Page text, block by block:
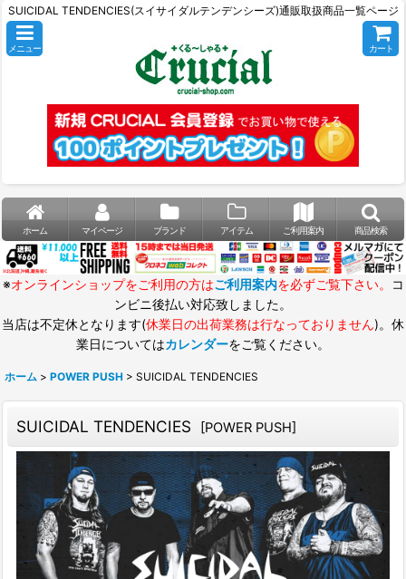
SUICIDAL TENDENCIES(スイサイダルテンデンシーズ)通販取扱商品一覧ページ
メニュー カート
ホーム マイページ ブランド アイテム ご利用案内 商品検索
※オンラインショップをご利用の方はご利用案内を必ずご覧下さい。
コ
ンビニ後払い対応致しました。
当店は不定休となります(休業日の出荷業務は行なっておりません)。休
業日についてはカレンダーをご覧ください。
ホーム > POWER PUSH > SUICIDAL TENDENCIES
SUICIDAL TENDENCIES [POWER PUSH]